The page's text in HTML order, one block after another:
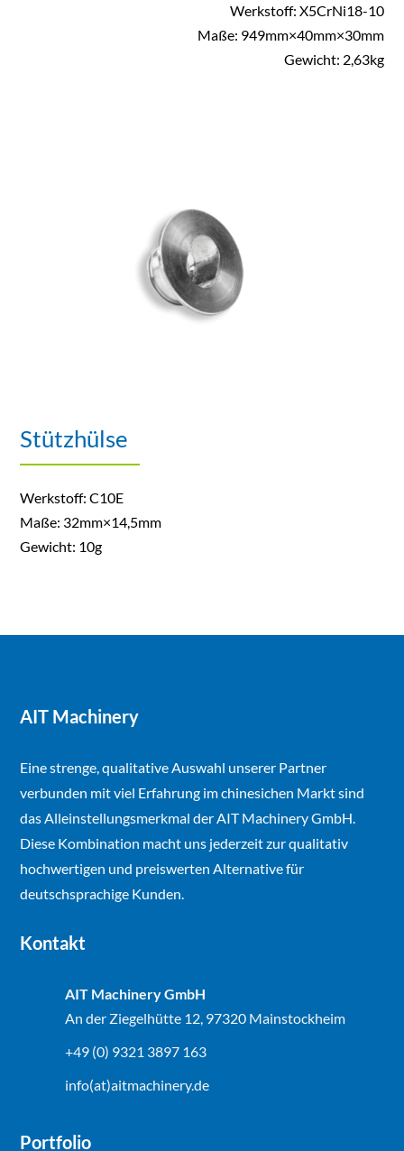
Werkstoff: X5CrNi18-10
Maße: 949mm×40mm×30mm
Gewicht: 2,63kg
Stützhülse
Werkstoff: C10E
Maße: 32mm×14,5mm
Gewicht: 10g
AIT Machinery
Eine strenge, qualitative Auswahl unserer Partner
verbunden mit viel Erfahrung im chinesichen Markt sind
das Alleinstellungsmerkmal der AIT Machinery GmbH.
Diese Kombination macht uns jederzeit zur qualitativ
hochwertigen und preiswerten Alternative für
deutschsprachige Kunden.
Kontakt
AIT Machinery GmbH
An der Ziegelhütte 12, 97320 Mainstockheim
+49 (0) 9321 3897 163
info(at)aitmachinery.de
Portfolio